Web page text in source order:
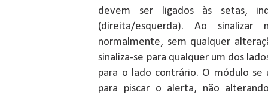
devem ser ligados às setas,
(direita/esquerda). Ao sinalizar
normalmente, sem qualquer
sinaliza-se para qualquer um dos
para o lado contrário. O módulo
para piscar o alerta, não